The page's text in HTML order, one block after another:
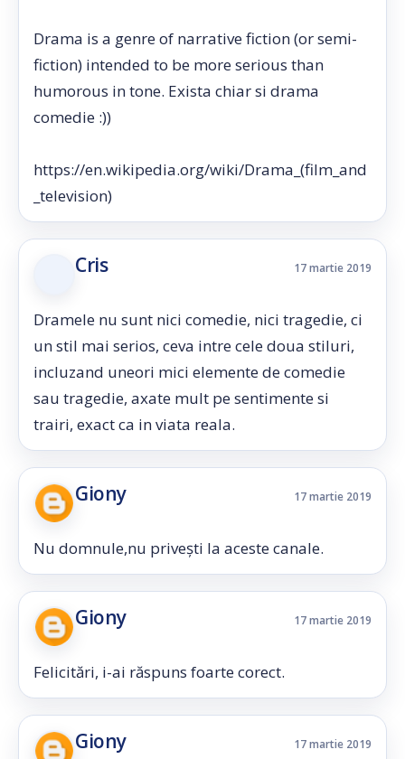
Drama is a genre of narrative fiction (or semi-
fiction) intended to be more serious than
humorous in tone. Exista chiar si drama
comedie :))
https://en.wikipedia.org/wiki/Drama_(film_and
_television)
Cris 17 martie 2019
Dramele nu sunt nici comedie, nici tragedie, ci
un stil mai serios, ceva intre cele doua stiluri,
incluzand uneori mici elemente de comedie
sau tragedie, axate mult pe sentimente si
trairi, exact ca in viata reala.
Giony 17 martie 2019
Nu domnule,nu privești la aceste canale.
Giony 17 martie 2019
Felicitări, i-ai răspuns foarte corect.
Giony 17 martie 2019